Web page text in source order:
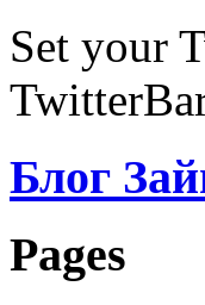
Set your
Блог
Pages